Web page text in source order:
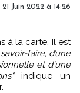
Juin 2022 à 14:26
faire, d’une
et d'une
indique un